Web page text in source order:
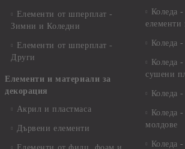
Елементи от шперплат -
Зимни и Коледни
Елементи от шперплат -
Други
Елементи и материали за
декорация
Акрил и пластмаса
Дървени елементи
Коледа
елементи
Коледа
Коледа
сушени
Коледа
Коледа
молдове
Коледа